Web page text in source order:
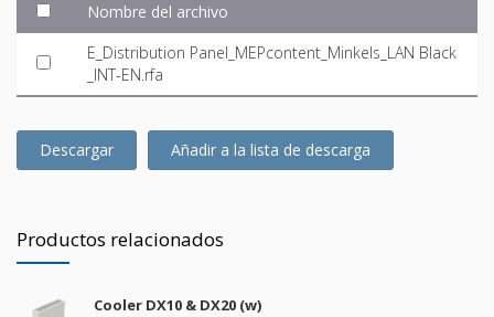
Nombre del archivo
E_Distribution Panel_MEPcontent_Minkels_LAN Black
_INT-EN.rfa
Descargar Añadir a la lista de descarga
Productos relacionados
Cooler DX10 & DX20 (w)